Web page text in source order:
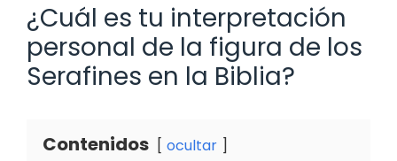
¿Cuál es tu interpretación
personal de la figura de los
Serafines en la Biblia?
Contenidos ocultar